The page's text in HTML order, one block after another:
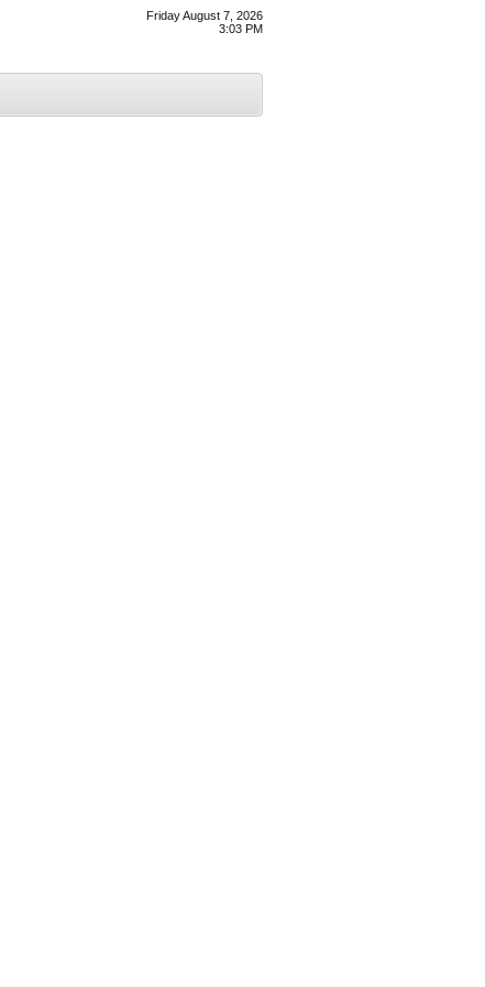
Friday August 7, 2026
3:03 PM